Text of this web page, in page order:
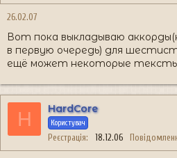
26.02.07
Вот пока выкладываю
в первую очередь) для
ещё может некоторые тексты
H HardCore
Користувач
Реєстрація 18.12.06